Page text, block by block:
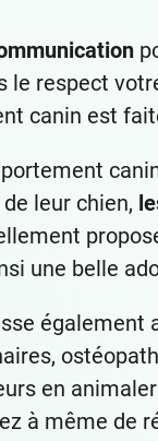
le respect
canin est
leur chien,
une belle
également
en
à même de